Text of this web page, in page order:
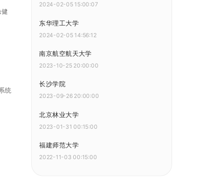
统
2024-02-05 15:00:07
东华理工大学
2024-02-05 14:56:12
南京航空航天大学
2023-10-25 20:00:00
长沙学院
2023-09-26 20:00:00
北京林业大学
2023-01-31 00:15:00
福建师范大学
2022-11-03 00:15:00